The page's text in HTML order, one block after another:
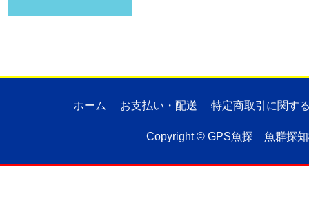
ホーム お支払い・配送 特定商取引に関す
Copyright © GPS魚探 魚群探